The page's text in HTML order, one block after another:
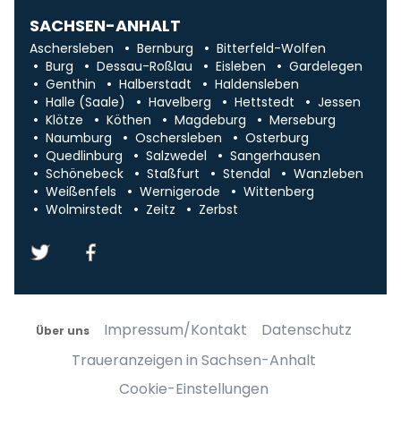
SACHSEN-ANHALT
Aschersleben Bernburg
Bitterfeld-Wolfen
Burg
Dessau-Roßlau Eisleben
Gardelegen
Genthin
Halberstadt
Haldensleben
Halle (Saale)
Havelberg Hettstedt
Jessen
Klötze
Köthen Magdeburg
Merseburg
Naumburg
Oschersleben
Osterburg
Quedlinburg
Salzwedel
Sangerhausen
Schönebeck
Staßfurt Stendal
Wanzleben
Weißenfels
Wernigerode
Wittenberg
Wolmirstedt
Zeitz Zerbst
Über uns Impressum/Kontakt
Datenschutz
Traueranzeigen in Sachsen-Anhalt
Cookie-Einstellungen